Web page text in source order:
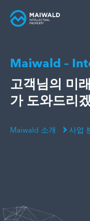
Maiwald –
고객님의 미
가 도와드리
Maiwald 소개 사업